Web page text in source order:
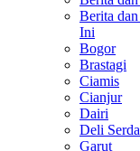
Berita
Ini
Bogor
Brastagi
Ciamis
Cianjur
Dairi
Deli
Garut